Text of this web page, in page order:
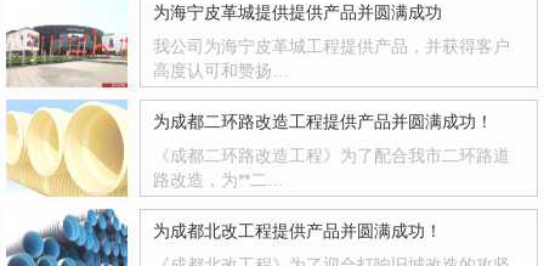
为海宁皮革城提供提供产品并圆满成功
我公司为海宁皮革城工程提供产品，并获得客户
高度认可和赞扬…
为成都二环路改造工程提供产品并圆满成功！
《成都二环路改造工程》为了配合我市二环路道
路改造，为**二…
为成都北改工程提供产品并圆满成功！